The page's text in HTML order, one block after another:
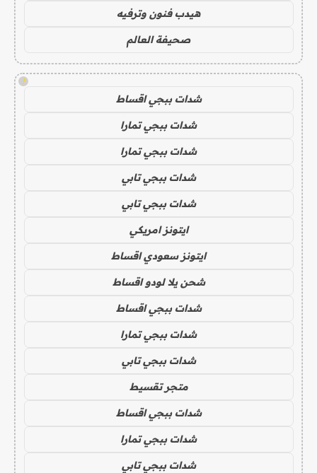
هيدب فنون وترفيه
صحيفة العالم
!
شدات ببجي اقساط
شدات ببجي تمارا
شدات ببجي تمارا
شدات ببجي تابي
شدات ببجي تابي
ايتونز امريكي
ايتونز سعودي اقساط
شحن يلا لودو اقساط
شدات ببجي اقساط
شدات ببجي تمارا
شدات ببجي تابي
متجر تقسيط
شدات ببجي اقساط
شدات ببجي تمارا
شدات ببجي تابي